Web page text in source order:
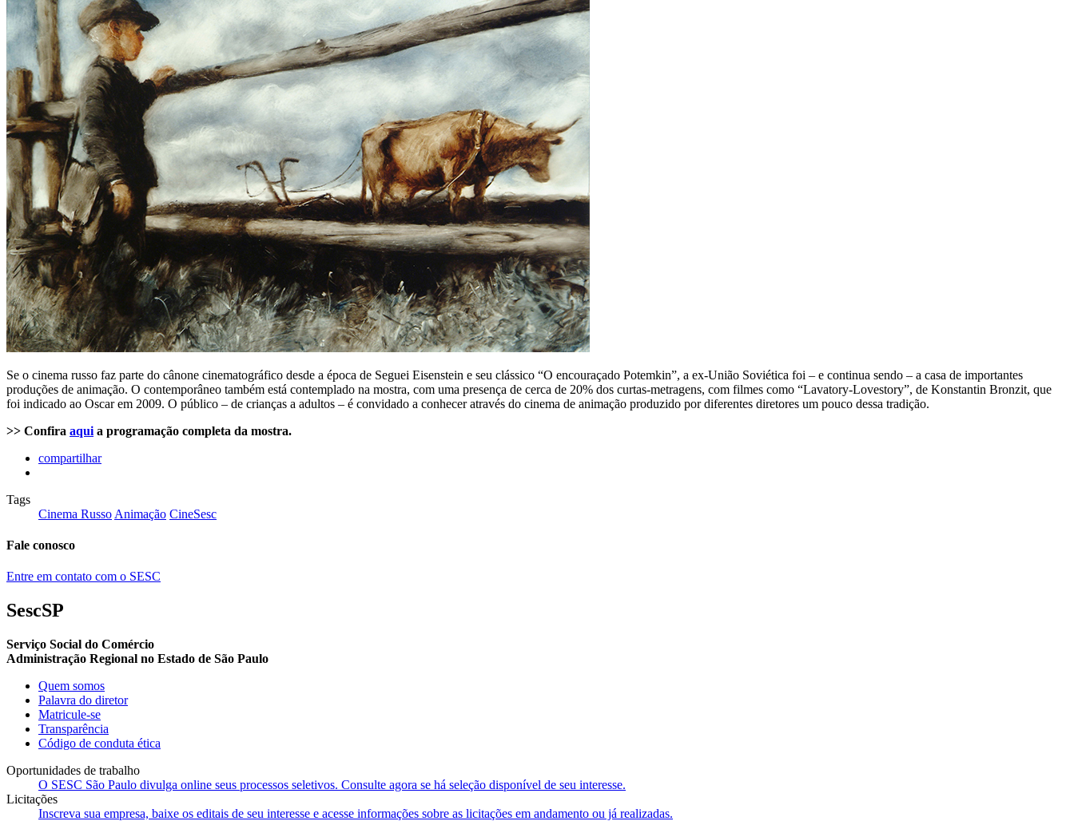
Se o cinema russo faz parte do cânone cinematográfico desde a época de Seguei Eisenstein e seu clássico “O encouraçado Potemkin”, a ex-União Soviética foi – e continua sendo – a casa de importantes
produções de animação. O contemporâneo também está contemplado na mostra, com uma presença de cerca de 20% dos curtas-metragens, com filmes como “Lavatory-Lovestory”, de Konstantin Bronzit, que
foi indicado ao Oscar em 2009. O público – de crianças a adultos – é convidado a conhecer através do cinema de animação produzido por diferentes diretores um pouco dessa tradição.
>> Confira aqui a programação completa da mostra.
compartilhar
Tags
Cinema Russo Animação CineSesc
Fale conosco
Entre em contato com o SESC
SescSP
Serviço Social do Comércio
Administração Regional no Estado de São Paulo
Quem somos
Palavra do diretor
Matricule-se
Transparência
Código de conduta ética
Oportunidades de trabalho
O SESC São Paulo divulga online seus processos seletivos. Consulte agora se há seleção disponível de seu interesse.
Licitações
Inscreva sua empresa, baixe os editais de seu interesse e acesse informações sobre as licitações em andamento ou já realizadas.